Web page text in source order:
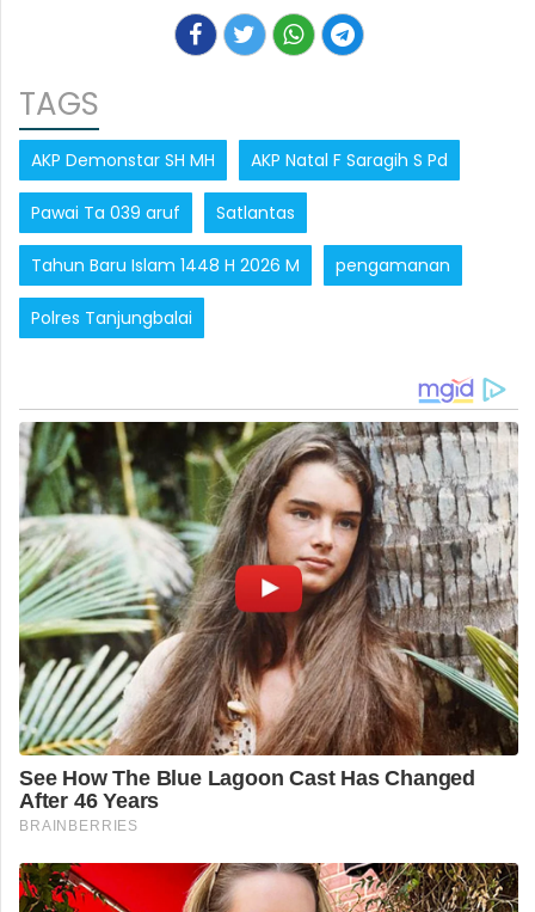
TAGS
AKP Demonstar SH MH AKP Natal F Saragih S Pd
Pawai Ta 039 aruf Satlantas
Tahun Baru Islam 1448 H 2026 M pengamanan
Polres Tanjungbalai